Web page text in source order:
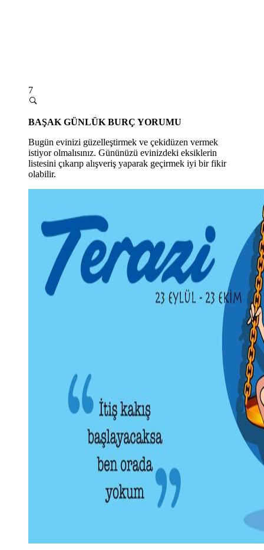
7
BAŞAK GÜNLÜK BURÇ YORUMU
Bugün evinizi güzelleştirmek ve çekidüzen vermek
istiyor olmalısınız. Gününüzü evinizdeki eksiklerin
listesini çıkarıp alışveriş yaparak geçirmek iyi bir fikir
olabilir.